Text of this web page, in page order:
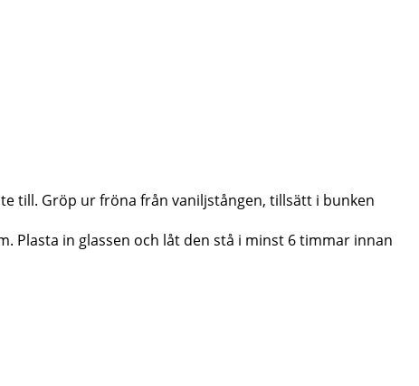
till. Gröp ur fröna från vaniljstången, tillsätt i bunken
Plasta in glassen och låt den stå i minst 6 timmar innan